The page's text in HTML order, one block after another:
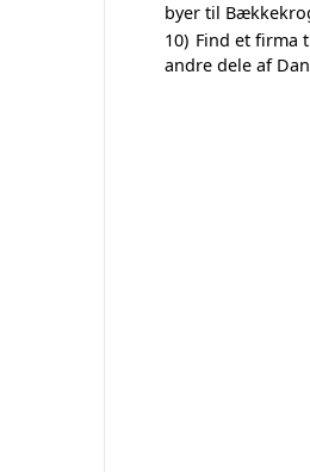
byer til
10) Find et firma
andre dele af